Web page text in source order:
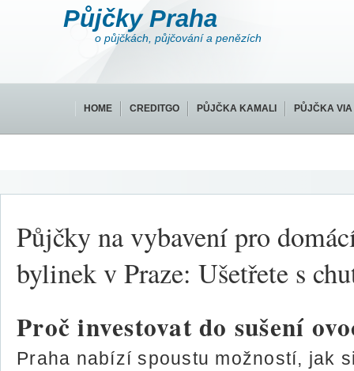
Půjčky Praha
o půjčkách, půjčování a penězích
Půjčky na vybavení pro
bylinek v Praze: Ušetřete s
Proč investovat do sušení
Praha nabízí spoustu možností, jak
HOME CREDITGO PŮJČKA KAMALI PŮJČKA VIA